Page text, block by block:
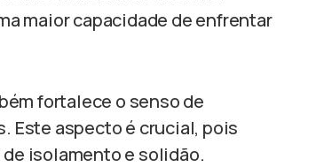
maior capacidade de enfrentar
fortalece o senso de
Este aspecto é crucial, pois
isolamento e solidão.